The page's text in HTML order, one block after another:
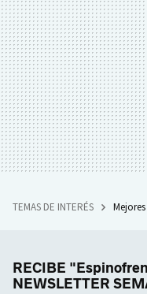
TEMAS DE INTERÉS Mejores
RECIBE
NEWSLETTER